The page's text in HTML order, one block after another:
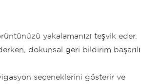
yakalamanızı teşvik eder.
dokunsal geri bildirim başarılı
seçeneklerini gösterir ve